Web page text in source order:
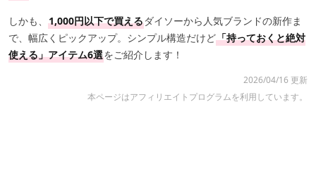
しかも、 1,000円以下で買えるダイソーから人気ブランドの新作ま
で、幅広くピックアップ。シンプル構造だけど「持っておくと絶対
使える」アイテム6選をご紹介します！
2026/04/16 更新
本ページはアフィリエイトプログラムを利用しています。